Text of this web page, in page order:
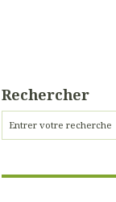
Rechercher